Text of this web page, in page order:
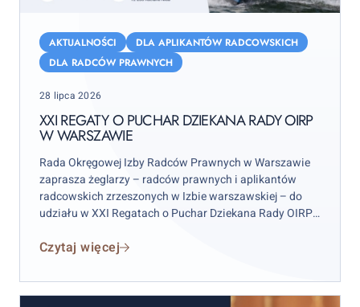
Regaty
Dziekana
Rady
OIRP
Warszawie
AKTUALNOŚCI
DLA APLIKANTÓW RADCOWSKICH
DLA RADCÓW PRAWNYCH
Posted
28 lipca 2026
XXI REGATY O PUCHAR DZIEKANA RADY OIRP
W WARSZAWIE
Rada Okręgowej Izby Radców Prawnych w Warszawie
zaprasza żeglarzy – radców prawnych i aplikantów
radcowskich zrzeszonych w Izbie warszawskiej – do
udziału w XXI Regatach o Puchar Dziekana Rady OIRP
września 2026 r. (sobota–niedziela), przy czym
Czytaj więcej